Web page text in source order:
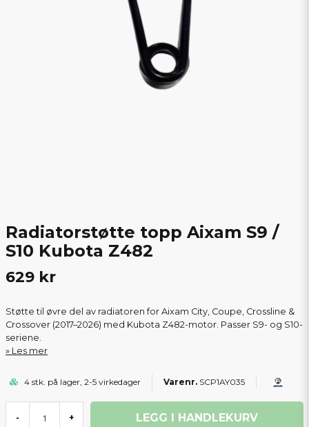
Radiatorstøtte topp Aixam S9 /
S10 Kubota Z482
629 kr
Støtte til øvre del av radiatoren for Aixam City, Coupe, Crossline &
Crossover (2017–2026) med Kubota Z482-motor. Passer S9- og S10-
seriene.
Les mer
4 stk. på lager, 2-5 virkedager SCP1AY035
- + LEGG I HANDLEKURV